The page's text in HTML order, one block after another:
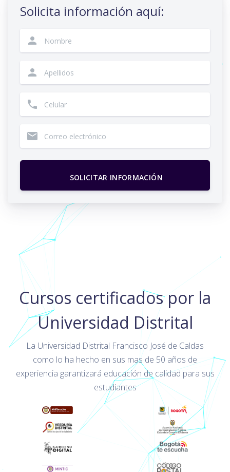
Solicita información aquí:
person
person
phone
email
SOLICITAR INFORMACIÓN
Cursos certificados por la
Universidad Distrital
La Universidad Distrital Francisco José de Caldas
como lo ha hecho en sus mas de 50 años de
experiencia garantizará educación de calidad para sus
estudiantes